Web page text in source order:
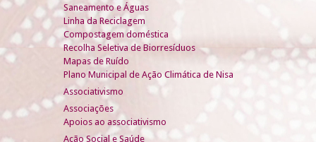
Saneamento e Águas
Linha da Reciclagem
Compostagem doméstica
Recolha Seletiva de Biorresíduos
Mapas de Ruído
Plano Municipal de Ação Climática de Nisa
Associativismo
Associações
Apoios ao associativismo
Ação Social e Saúde